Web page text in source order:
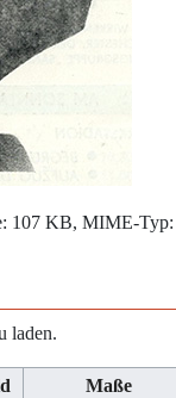
107 KB, MIME-Typ:
laden.
Maße